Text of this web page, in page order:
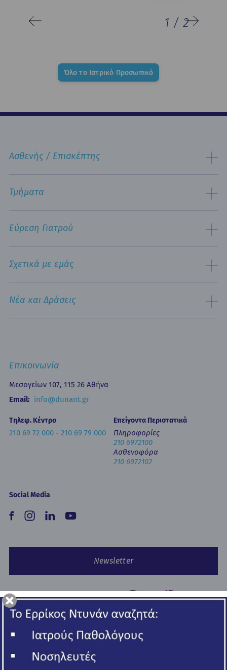
1 / 2
Όλο το Ιατρικό Προσωπικό
Ασθενής / Επισκέπτης
Διαδικασία Εισαγωγής
Διαδικασία Eξιτηρίου
Δωμάτια & Διατροφή
Υπηρεσίες
Τμήμα Εξυπηρέτησης Ασθενών
Τμήματα
Εργαστηριακός Τομέας
Χειρουργικός Τομέας
Παθολογικός Τομέας
Ειδικές Μονάδες
Νοσηλευτική Υπηρεσία
Εξωτερικά Ιατρεία
Οne Day Clinic (Ημερήσια Νοσηλεία)
Εύρεση Γιατρού
Αναζήτηση
Σχετικά με εμάς
Ιστορικό
Όραμα & Αποστολή
Πολιτική Ποιότητας
Οικονομικά Μεγέθη
Νέα και Δράσεις
Δελτία Τύπου - Ανακοινώσεις
Εκπαίδευση
Έντυπα
Επικοινωνία
Μεσογείων 107, 115 26 Αθήνα
Email: info@dunant.gr
Τηλεφ. Κέντρο
210 69 72 000- 210 69 79 000
Επείγοντα Περιστατικά
Πληροφορίες
210 6972100
Ασθενοφόρα
210 6972102
Social Media
Newsletter
Copyright © 2026 Ερρίκος Ντυνάν Hospital Center.